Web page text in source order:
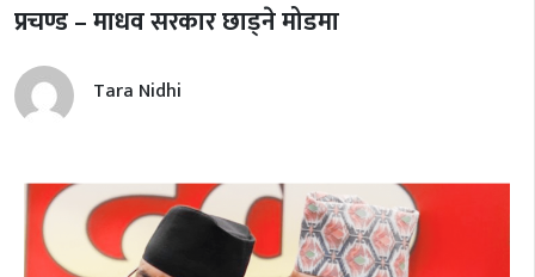
प्रचण्ड – माधव सरकार छाड्ने मोडमा
Tara Nidhi